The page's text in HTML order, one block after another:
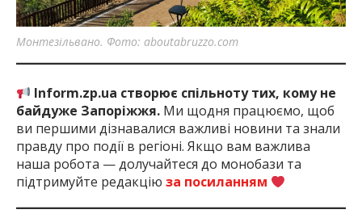
Монтезільвано. Фото: aboutabruzzo.com
Inform.zp.ua створює спільноту тих, кому не
байдуже Запоріжжя. Ми щодня працюємо, щоб
ви першими дізнавалися важливі новини та знали
правду про події в регіоні. Якщо вам важлива
наша робота — долучайтеся до монобази та
підтримуйте редакцію за посиланням